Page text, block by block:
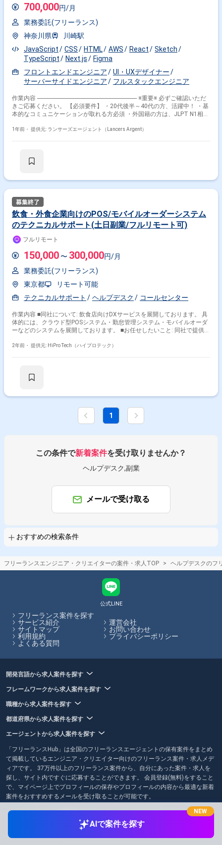
700,000円/月
業務委託(フリーランス)
神奈川県
川崎駅
JavaScript
CSS HTML AWS React
Sketch
TypeScript
Next.js
Figma
フロントエンドエンジニア
UI・UXデザイナー
サーバーサイドエンジニア
フルスタックエンジニア
作業内容 ------------------------------------------------------------------- ※重要※ 必ずご確認いただ
きご応募ください。 【必須要件】 ・20代後半～40代の方、活躍中！ ・基
本的なコミュニケーションが取れる方必須 ・外国籍の方は、JLPT N1相当
（副業不可） ・エンジニア実務経験3年以上必須 ---------------------------------------------
向けシステム開発、システムの運用・ヘルプデスク、IT商品の販売および
追加・改修。 デザイン要件と機能要件をUI/UX設計へ落とし込んでいき、
実装する。 作業内容 ：メタバースサービスのWebクライアント開発。設
計～実装～試験～リリース作業。 企画書を基に、デザイナー
と話合いながら議論して作り上げていく。 【環境】 HTML / CSS /
場所 ：川崎駅徒歩5分（9：00～18：00） ※基本出社前提 服
1年前・ 提供元: ランサーズエージェント（Lancers Argent）
飲食・外食企業向けのPOS/モバイルオーダーシステム
のテクニカルサポート(土日副業/フルリモート可)
フルリモート
150,000 〜 300,000円/月
業務委託(フリーランス)
東京都
リモート可能
テクニカルサポート
ヘルプデスク コールセンター
作業内容 ■同社について: 飲食店向けDXサービスを展開しております。 具
体的には、クラウド型POSシステム・勤怠管理システム・モバイルオーダ
ーなどのシステムを展開しております。 ■お任せしたいこと: 同社で提供し
わせ対応業務をご依頼します。 ※大枠のFAQおよび回答パターンについて
制で８時間ご稼働いただき、その時間内で技術的な問い合わせが発生した
使い方をキャッチアップしていただき、 問い合わせ時には、必要に応じて
画面共有機能なども利用し、ユーザーサポート業務を行っていただきま
ターにて一次対応を行っておりますが、 一部の技術的なお問い合わせに関
しては同社側へエスカレーションし、 都度そのタイミングに空いている社
員が対応している状況です。 一方で飲食店のお客様は土日もシステムを利
用するため、 社員メンバーのサポート体制ではまかないきれず、 今回ま
2年前・ 提供元: HiPro Tech（ハイプロテック）
1
この条件で新着案件を受け取りませんか？
ヘルプデスク,副業
メールで受け取る
おすすめの検索条件
フリーランスエンジニア・クリエイターの案件・求人TOP ヘルプデスクのフ
AIで案件を探す
NEW
公式LINE
フリーランス案件を探す
サービス紹介
運営会社
サイトマップ
お問い合わせ
利用規約
プライバシーポリシー
よくある質問
開発言語から求人案件を探す
フレームワークから求人案件を探す
職種から求人案件を探す
都道府県から求人案件を探す
エージェントから求人案件を探す
「フリーランスHub」は全国のフリーランスエージェントの保有案件をまとめ
て掲載しているエンジニア・クリエイター向けのフリーランス案件・求人メデ
ィアです。 37万件以上のフリーランス案件から、自分にあった案件・求人を
探し、サイト内ですぐに応募することができます。 会員登録(無料)をすること
で、マイページ上でプロフィールの保存やプロフィールの内容から最適な新着
案件をおすすめするメールを受け取ることが可能です。
© 2021-2026 Leverages Co., Ltd.